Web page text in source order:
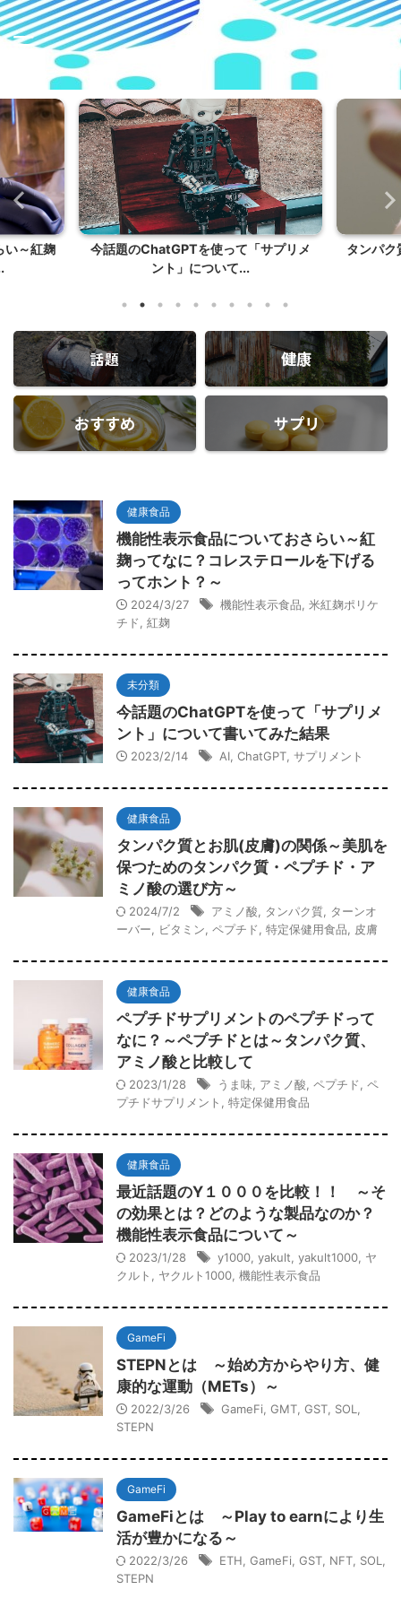
い～紅麹
今話題のChatGPTを使って「サプリメ
ント」について...
タンパ
話題 健康
おすすめ サプリ
健康食品
機能性表示食品についておさらい～紅
麹ってなに？コレステロールを下げる
ってホント？～
2024/3/27 機能性表示食品 米紅麹ポリケ
チド
紅麹
未分類
今話題のChatGPTを使って「サプリメ
ント」について書いてみた結果
2023/2/14 AI ChatGPT サプリメント
健康食品
タンパク質とお肌(皮膚)の関係～美肌を
保つためのタンパク質・ペプチド・ア
ミノ酸の選び方～
2024/7/2 アミノ酸 タンパク質
ターンオ
ーバー
ビタミン ペプチド 特定保健用食品 皮膚
健康食品
ペプチドサプリメントのペプチドって
なに？～ペプチドとは～タンパク質、
アミノ酸と比較して
2023/1/28 うま味 アミノ酸 ペプチド
ペ
プチドサプリメント
特定保健用食品
健康食品
最近話題のY１０００を比較！！ ～そ
の効果とは？どのような製品なのか？
機能性表示食品について～
2023/1/28 y1000 yakult yakult1000 ヤ
クルト
ヤクルト1000 機能性表示食品
GameFi
STEPNとは ～始め方からやり方、健
康的な運動（METs）～
2022/3/26 GameFi GMT GST SOL
STEPN
GameFi
GameFiとは ～Play to earnにより生
活が豊かになる～
2022/3/26 ETH GameFi GST NFT SOL
STEPN